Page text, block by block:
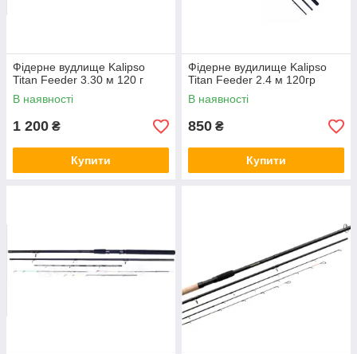
Фідерне вудлище Kalipso
Titan Feeder 3.30 м 120 г
В наявності
1 200 ₴
Купити
Фідерне вудилище Kalipso
Titan Feeder 2.4 м 120гр
В наявності
850 ₴
Купити